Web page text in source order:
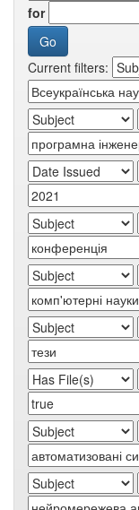
for
Current filters: